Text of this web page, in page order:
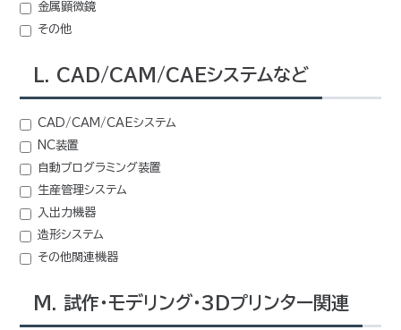
金属顕微鏡
その他
L. CAD/CAM/CAEシステムなど
CAD/CAM/CAEシステム
NC装置
自動プログラミング装置
生産管理システム
入出力機器
造形システム
その他関連機器
M. 試作・モデリング・3Dプリンター関連